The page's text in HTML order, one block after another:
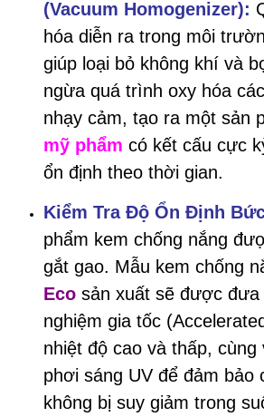
(Vacuum Homogenizer):
hóa diễn ra trong môi
giúp loại bỏ không khí và
ngừa quá trình oxy hóa
nhạy cảm, tạo ra một sản
mỹ phẩm có kết cấu cực
ổn định theo thời gian.
Kiểm Tra Độ Ổn Định
phẩm kem chống nắng
gắt gao. Mẫu kem chống
Eco sản xuất sẽ được
nghiệm gia tốc
nhiệt độ cao và thấp,
phơi sáng UV để đảm bảo
không bị suy giảm trong